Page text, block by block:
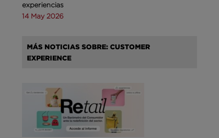
experiencias
14 May 2026
MÁS NOTICIAS SOBRE: CUSTOMER
EXPERIENCE